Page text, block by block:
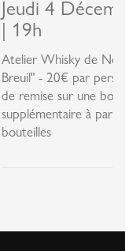
Jeudi 4
| 19h
Atelier Whisky de
Breuil" - 20€ par
de remise sur une
supplémentaire à
bouteilles